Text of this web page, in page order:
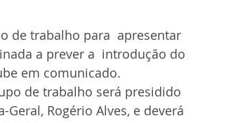
a prever a  introdução do
em comunicado.
de trabalho será presidido
Rogério Alves, e deverá